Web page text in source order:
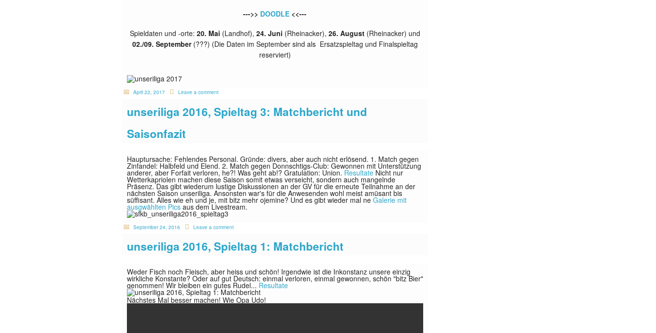
--->> DOODLE <<---
Spieldaten und -orte: 20. Mai (Landhof), 24. Juni (Rheinacker), 26. August(Rheinacker) und
02./09. September(???) (Die Daten im September sind als Ersatzspieltag und Finalspieltag
reserviert)
April 22, 2017 Leave a comment
unseriliga 2016, Spieltag 3: Matchbericht und
Saisonfazit
Hauptursache: Fehlendes Personal. Gründe: divers, aber auch nicht erlösend. 1. Match gegen
Zinfandel: Halbfeld und Elend. 2. Match gegen Donnschtigs-Club: Gewonnen mit Unterstützung
anderer, aber Forfait verloren, he?! Was geht ab!? Gratulation: Union. ResultateNicht nur
Wetterkapriolen machen diese Saison somit etwas verseicht, sondern auch mangelnde
Präsenz. Das gibt wiederum lustige Diskussionen an der GV für die erneute Teilnahme an der
nächsten Saison unseriliga. Ansonsten war's für die Anwesenden wohl meist amüsant bis
süffisant. Alles wie eh und je, mit bitz mehr ojemine? Und es gibt wieder mal ne Galerie mit
ausgwählten Picsaus dem Livestream.
September 24, 2016 Leave a comment
unseriliga 2016, Spieltag 1: Matchbericht
Weder Fisch noch Fleisch, aber heiss und schön! Irgendwie ist die Inkonstanz unsere einzig
wirkliche Konstante? Oder auf gut Deutsch: einmal verloren, einmal gewonnen, schön "bitz Bier"
genommen! Wir bleiben ein gutes Rudel... Resultate
Nächstes Mal besser machen! Wie Opa Udo!